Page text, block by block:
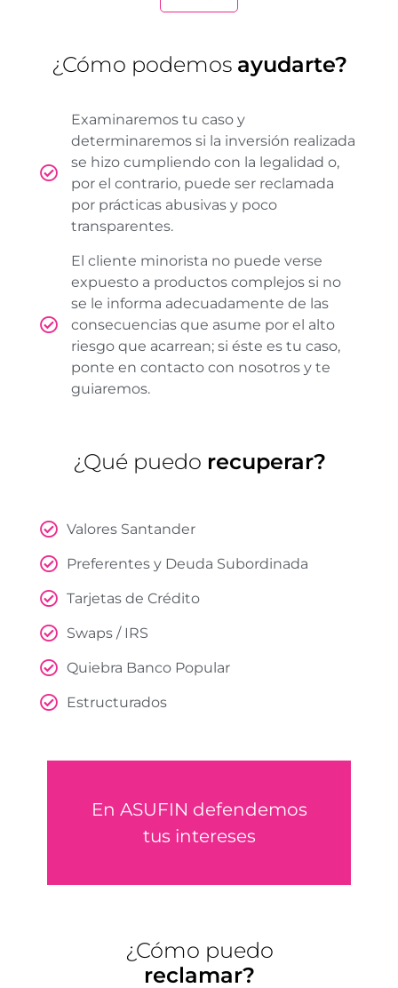
¿Cómo podemos ayudarte?
Examinaremos tu caso y
determinaremos si la inversión realizada
se hizo cumpliendo con la legalidad o,
por el contrario, puede ser reclamada
por prácticas abusivas y poco
transparentes.
El cliente minorista no puede verse
expuesto a productos complejos si no
se le informa adecuadamente de las
consecuencias que asume por el alto
riesgo que acarrean; si éste es tu caso,
ponte en contacto con nosotros y te
guiaremos.
¿Qué puedo recuperar?
Valores Santander
Preferentes y Deuda Subordinada
Tarjetas de Crédito
Swaps / IRS
Quiebra Banco Popular
Estructurados
En ASUFIN defendemos
tus intereses
Recupera tu dinero
RECLAMA
¿Cómo puedo
reclamar?